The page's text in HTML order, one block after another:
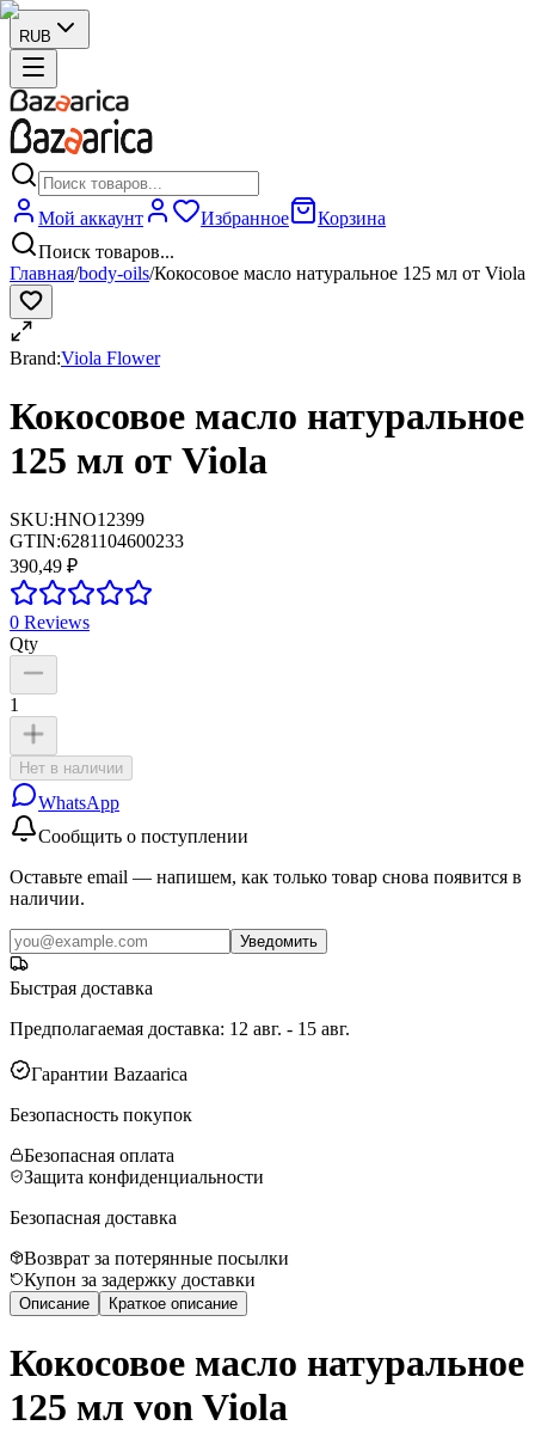
RUB
Мой аккаунт Избранное
Корзина
Поиск товаров...
Главная/body-oils/Кокосовое масло натуральное 125 мл от Viola
Brand:Viola Flower
Кокосовое масло натуральное
125 мл от Viola
SKU:HNO12399
GTIN:6281104600233
390,49 ₽
0 Reviews
Qty
1
Нет в наличии
WhatsApp
Сообщить о поступлении
Оставьте email — напишем, как только товар снова появится в
наличии.
Уведомить
Быстрая доставка
Предполагаемая доставка: 12 авг. - 15 авг.
Гарантии Bazaarica
Безопасность покупок
Безопасная оплата
Защита конфиденциальности
Безопасная доставка
Возврат за потерянные посылки
Купон за задержку доставки
Описание Краткое описание
Кокосовое масло натуральное
125 мл von Viola